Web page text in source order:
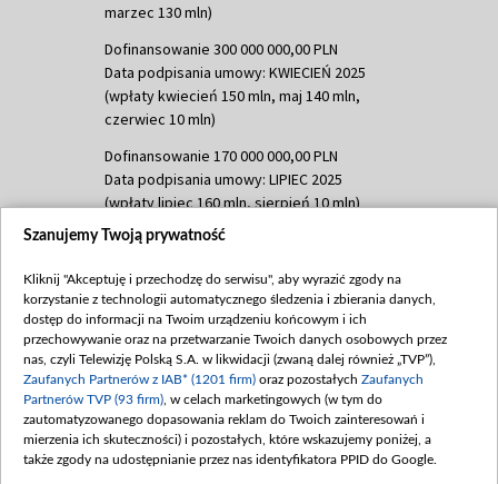
marzec 130 mln)
Dofinansowanie 300 000 000,00 PLN
Data podpisania umowy: KWIECIEŃ 2025
(wpłaty kwiecień 150 mln, maj 140 mln,
czerwiec 10 mln)
Dofinansowanie 170 000 000,00 PLN
Data podpisania umowy: LIPIEC 2025
(wpłaty lipiec 160 mln, sierpień 10 mln)
Dofinansowanie 60 000 000,00 PLN
(wpłata wrzesień 60 mln)
Dofinansowanie 635 783 051,21 PLN
Data podpisania umowy: WRZESIEŃ 2025
(wpłata wrzesień 100 mln, październik 350
mln, listopad 265 mln)
Dofinansowanie 48 862 000,00 PLN
Data podpisania umowy: GRUDZIEŃ 2025
Szanujemy Twoją prywatność
Kliknij "Akceptuję i przechodzę do serwisu", aby wyrazić zgody na
korzystanie z technologii automatycznego śledzenia i zbierania danych,
dostęp do informacji na Twoim urządzeniu końcowym i ich
przechowywanie oraz na przetwarzanie Twoich danych osobowych przez
nas, czyli Telewizję Polską S.A. w likwidacji (zwaną dalej również „TVP”),
Zaufanych Partnerów z IAB* (1201 firm) oraz pozostałych Zaufanych
Partnerów TVP (93 firm) , w celach marketingowych (w tym do
zautomatyzowanego dopasowania reklam do Twoich zainteresowań i
mierzenia ich skuteczności) i pozostałych, które wskazujemy poniżej, a
także zgody na udostępnianie przez nas identyfikatora PPID do Google.